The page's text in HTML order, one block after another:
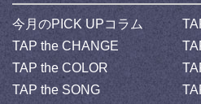
今月のPICK UPコラム
TAP the CHANGE
TAP the COLOR
TAP the SONG